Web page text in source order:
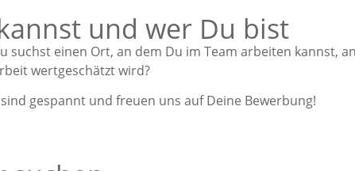
und wer Du bist
einen Ort, an dem Du im Team arbeiten kannst,
wertgeschätzt wird?
gespannt und freuen uns auf Deine Bewerbung!